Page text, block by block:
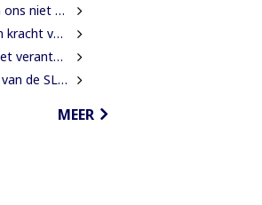
maken”
Inheemsen
bij afschaffing prijscap
aan subsidie?”
MEER